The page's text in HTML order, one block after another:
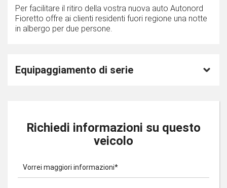
Per facilitare il ritiro della vostra nuova auto Autonord
Fioretto offre ai clienti residenti fuori regione una notte
in albergo per due persone.
Equipaggiamento di serie
Richiedi informazioni su questo
veicolo
Vorrei maggiori informazioni*